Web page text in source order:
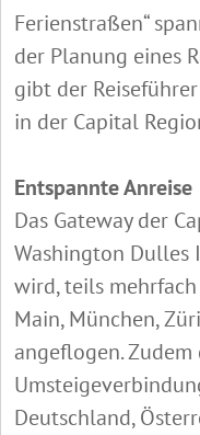
Ferienstraßen“
der Planung eines
gibt der
in der Capital
Entspannte Anreise
Das Gateway der
Washington Dulles
wird, teils
Main, München,
angeflogen.
Deutschland,